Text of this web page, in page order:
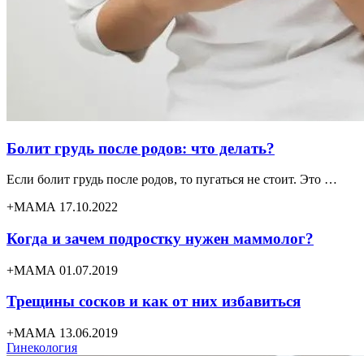
Болит грудь после родов: что делать?
Если болит грудь после родов, то пугаться не стоит. Это …
+МАМА 17.10.2022
Когда и зачем подростку нужен маммолог?
+МАМА 01.07.2019
Трещины сосков и как от них избавиться
+МАМА 13.06.2019
Гинекология